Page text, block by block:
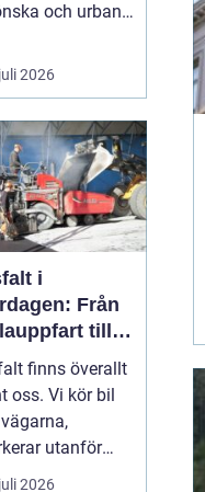
och urban
bara ...
2026
i
Från
till
finns överallt
oss. Vi kör bil
utanför
2026